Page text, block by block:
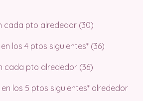
cada pto alrededor (30)
los 4 ptos siguientes* (36)
cada pto alrededor (36)
en los 5 ptos siguientes* alrededor